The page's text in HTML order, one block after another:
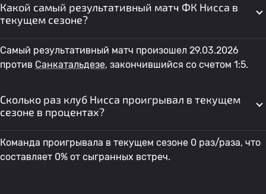
Какой самый результативный матч ФК Нисса в
текущем сезоне?
Самый результативный матч произошел 29.03.2026
против Санкатальдезе, закончившийся со счетом 1:5.
Сколько раз клуб Нисса проигрывал в текущем
сезоне в процентах?
Команда проигрывала в текущем сезоне 0 раз/раза, что
составляет 0% от сыгранных встреч.